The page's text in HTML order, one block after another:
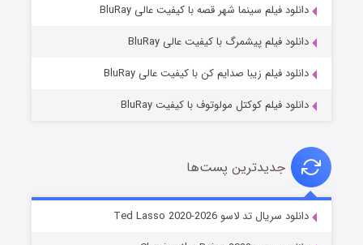
خاندان اژدها فصل ۳
دانلود فیلم سینما شهر قصه با کیفیت عالی BluRay
دانلود فیلم پیشمرگ با کیفیت عالی BluRay
دانلود فیلم زیبا صدایم کن با کیفیت عالی BluRay
دانلود فیلم کوکتل مولوتوف با کیفیت BluRay
جدیدترین پست‌ها
دانلود سریال تد لاسو Ted Lasso 2020-2026